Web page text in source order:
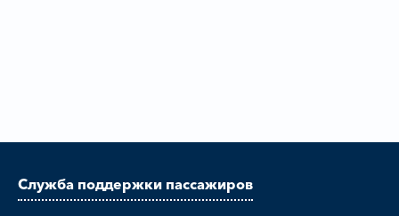
Служба поддержки пассажиров